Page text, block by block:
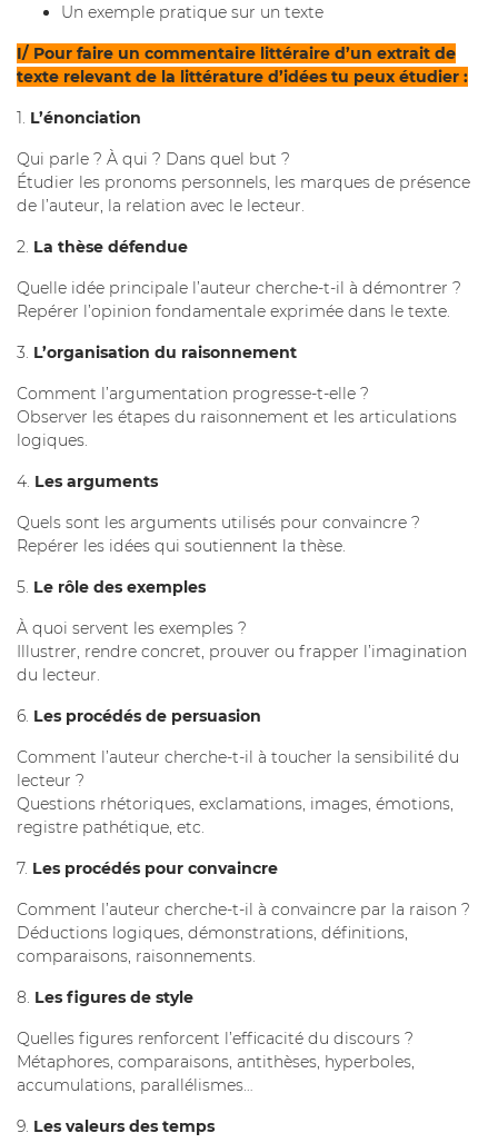
Un exemple pratique sur un texte
I/ Pour faire un commentaire littéraire d’un extrait de
texte relevant de la littérature d’idées tu peux étudier :
1. L’énonciation
Qui parle ? À qui ? Dans quel but ?
Étudier les pronoms personnels, les marques de présence
de l’auteur, la relation avec le lecteur.
2. La thèse défendue
Quelle idée principale l’auteur cherche-t-il à démontrer ?
Repérer l’opinion fondamentale exprimée dans le texte.
3. L’organisation du raisonnement
Comment l’argumentation progresse-t-elle ?
Observer les étapes du raisonnement et les articulations
logiques.
4. Les arguments
Quels sont les arguments utilisés pour convaincre ?
Repérer les idées qui soutiennent la thèse.
5. Le rôle des exemples
À quoi servent les exemples ?
Illustrer, rendre concret, prouver ou frapper l’imagination
du lecteur.
6. Les procédés de persuasion
Comment l’auteur cherche-t-il à toucher la sensibilité du
lecteur ?
Questions rhétoriques, exclamations, images, émotions,
registre pathétique, etc.
7. Les procédés pour convaincre
Comment l’auteur cherche-t-il à convaincre par la raison ?
Déductions logiques, démonstrations, définitions,
comparaisons, raisonnements.
8. Les figures de style
Quelles figures renforcent l’efficacité du discours ?
Métaphores, comparaisons, antithèses, hyperboles,
accumulations, parallélismes…
9. Les valeurs des temps